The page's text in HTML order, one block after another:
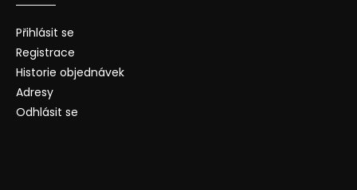
Přihlásit se
Registrace
Historie objednávek
Adresy
Odhlásit se